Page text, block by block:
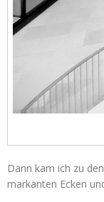
Dann kam ich zu
markanten Ecken